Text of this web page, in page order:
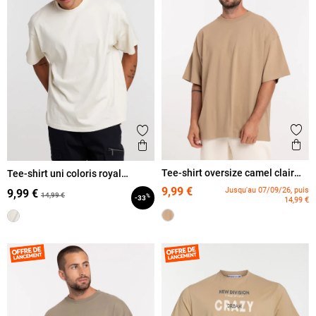
Ajouter aux favoris
Aperçu rapide
Tee-shirt uni coloris royal
9,99 € 14,99 € -33%
Tee-shirt oversize camel clair
9,99 €
Jusqu'au 07/09/26, puis
14,99 €